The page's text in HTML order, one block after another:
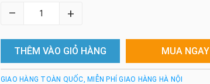
– +
THÊM VÀO GIỎ HÀNG MUA NGAY
GIAO HÀNG TOÀN QUỐC, MIỄN PHÍ GIAO HÀNG HÀ NỘI